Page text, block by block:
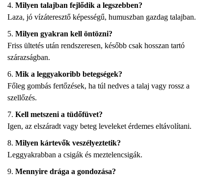
Milyen talajban fejlődik a legszebben?
Laza, jó vízáteresztő képességű, humuszban gazdag talajban.
Milyen gyakran kell öntözni?
Friss ültetés után rendszeresen, később csak hosszan tartó
szárazságban.
Mik a leggyakoribb betegségek?
Főleg gombás fertőzések, ha túl nedves a talaj vagy rossz a
szellőzés.
Kell metszeni a tüdőfüvet?
Igen, az elszáradt vagy beteg leveleket érdemes eltávolítani.
Milyen kártevők veszélyeztetik?
Leggyakrabban a csigák és meztelencsigák.
Mennyire drága a gondozása?